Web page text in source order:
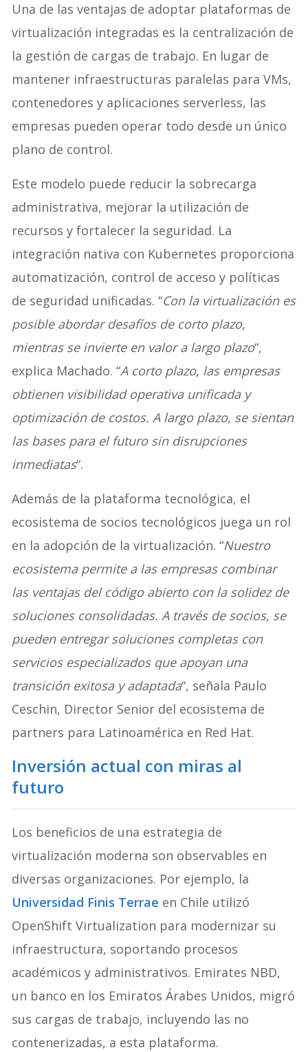
Una de las ventajas de adoptar plataformas de
virtualización integradas es la centralización de
la gestión de cargas de trabajo. En lugar de
mantener infraestructuras paralelas para VMs,
contenedores y aplicaciones serverless, las
empresas pueden operar todo desde un único
plano de control.
Este modelo puede reducir la sobrecarga
administrativa, mejorar la utilización de
recursos y fortalecer la seguridad. La
integración nativa con Kubernetes proporciona
automatización, control de acceso y políticas
de seguridad unificadas. “Con la virtualización es
posible abordar desafíos de corto plazo,
mientras se invierte en valor a largo plazo“,
explica Machado. “A corto plazo, las empresas
obtienen visibilidad operativa unificada y
optimización de costos. A largo plazo, se sientan
las bases para el futuro sin disrupciones
inmediatas“.
Además de la plataforma tecnológica, el
ecosistema de socios tecnológicos juega un rol
en la adopción de la virtualización. “Nuestro
ecosistema permite a las empresas combinar
las ventajas del código abierto con la solidez de
soluciones consolidadas. A través de socios, se
pueden entregar soluciones completas con
servicios especializados que apoyan una
transición exitosa y adaptada“, señala Paulo
Ceschin, Director Senior del ecosistema de
partners para Latinoamérica en Red Hat.
Inversión actual con miras al
futuro
Los beneficios de una estrategia de
virtualización moderna son observables en
diversas organizaciones. Por ejemplo, la
Universidad Finis Terrae en Chile utilizó
OpenShift Virtualization para modernizar su
infraestructura, soportando procesos
académicos y administrativos. Emirates NBD,
un banco en los Emiratos Árabes Unidos, migró
sus cargas de trabajo, incluyendo las no
contenerizadas, a esta plataforma.